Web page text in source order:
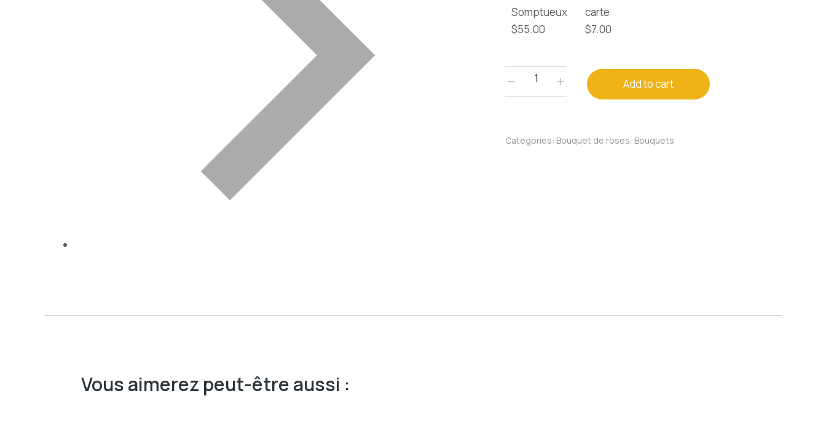
Somptueux
$55.00
carte
$7.00
Add to cart
Categories: Bouquet de roses, Bouquets
Vous aimerez peut-être aussi :